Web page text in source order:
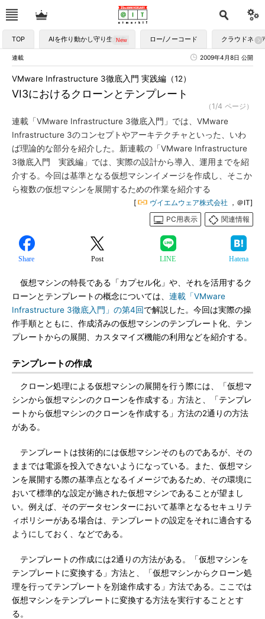
TOP AIを作り動かし守り生かす ロー/ノーコード クラウドネイ
連載 2009年4月8日 公開
VI3におけるクローンとテンプレート
VMware Infrastructure 3徹底入門 実践編（12）
（1/4 ページ）
連載「VMware Infrastructure 3徹底入門」では、VMware
Infrastructure 3のコンセプトやアーキテクチャといった、いわ
ば理論的な部分を紹介した。新連載の「VMware Infrastructure
3徹底入門 実践編」では、実際の設計から導入、運用までを紹
介する。今回は基準となる仮想マシンイメージを作成し、そこか
ら複数の仮想マシンを展開するための作業を紹介する
[ ヴイエムウェア株式会社 ，＠IT]
PC用表示
関連情報
Share Post LINE Hatena
仮想マシンの特長である「カプセル化」や、それを活用するク
ローンとテンプレートの概念については、 連載「VMware
Infrastructure 3徹底入門」の第4回で解説した。今回は実際の操
作手順とともに、作成済みの仮想マシンのテンプレート化、テン
プレートからの展開、カスタマイズ機能の利用などを紹介する。
テンプレートの作成
クローン処理による仮想マシンの展開を行う際には、「仮想マ
シンから仮想マシンのクローンを作成する」方法と、「テンプレ
ートから仮想マシンのクローンを作成する」方法の2通りの方法
がある。
テンプレートは技術的には仮想マシンそのものであるが、その
ままでは電源を投入できないようになっている。また、仮想マシ
ンを展開する際の基準点となるイメージであるため、その環境に
おいて標準的な設定が施された仮想マシンであることが望まし
い。例えば、そのデータセンターにおいて基準となるセキュリテ
ィポリシーがある場合は、テンプレートの設定をそれに適合する
ようにしておく、などである。
テンプレートの作成には2通りの方法がある。「仮想マシンを
テンプレートに変換する」方法と、「仮想マシンからクローン処
理を行ってテンプレートを別途作成する」方法である。ここでは
仮想マシンをテンプレートに変換する方法を実行することとす
る。